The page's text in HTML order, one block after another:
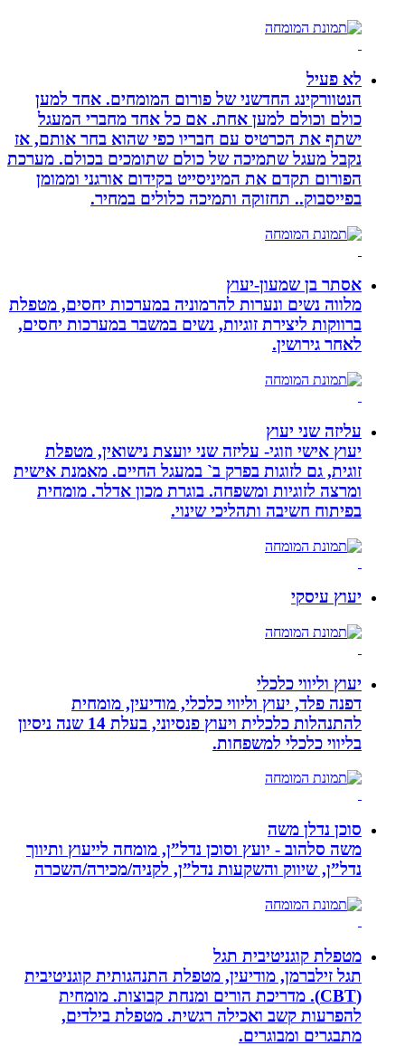
לא פעיל
הנטוורקינג החדשני של פורום המומחים. אחד למען
כולם וכולם למען אחת. אם כל אחד מחברי המעגל
ישתף את הכרטיס עם חבריו כפי שהוא בחר אותם, אז
נקבל מעגל שתמיכה של כולם שתומכים בכולם. מערכת
הפורום תקדם את המיניסייט בקידום אורגני וממומן
בפייסבוק.. תחזוקה ותמיכה כלולים במחיר.
אסתר בן שמעון-יעוץ
מלווה נשים ונערות להרמוניה במערכות יחסים, מטפלת
ברווקות ליצירת זוגיות, נשים במשבר במערכות יחסים,
לאחר גירושין.
עליזה שני יעוץ
יעוץ אישי וזוגי- עליזה שני יועצת נישואין, מטפלת
זוגית, גם לזוגות בפרק ב` במעגל החיים. מאמנת אישית
ומרצה לזוגיות ומשפחה. בוגרת מכון אדלר. מומחית
בפיתוח חשיבה ותהליכי שינוי.
יעוץ עיסקי
יעוץ וליווי כלכלי
דפנה פלד, יעוץ וליווי כלכלי, מודיעין, מומחית
להתנהלות כלכלית ויעוץ פנסיוני, בעלת 14 שנה ניסיון
בליווי כלכלי למשפחות.
סוכן נדלן משה
משה סלהוב - יועץ וסוכן נדל”ן, מומחה לייעוץ ותיווך
נדל”ן, שיווק והשקעות נדל”ן, לקניה/מכירה/השכרה
מטפלת קוגניטיבית תגל
תגל זילברמן, מודיעין, מטפלת התנהגותית קוגניטיבית
(CBT). מדריכת הורים ומנחת קבוצות. מומחית
להפרעות קשב ואכילה רגשית. מטפלת בילדים,
מתבגרים ומבוגרים.